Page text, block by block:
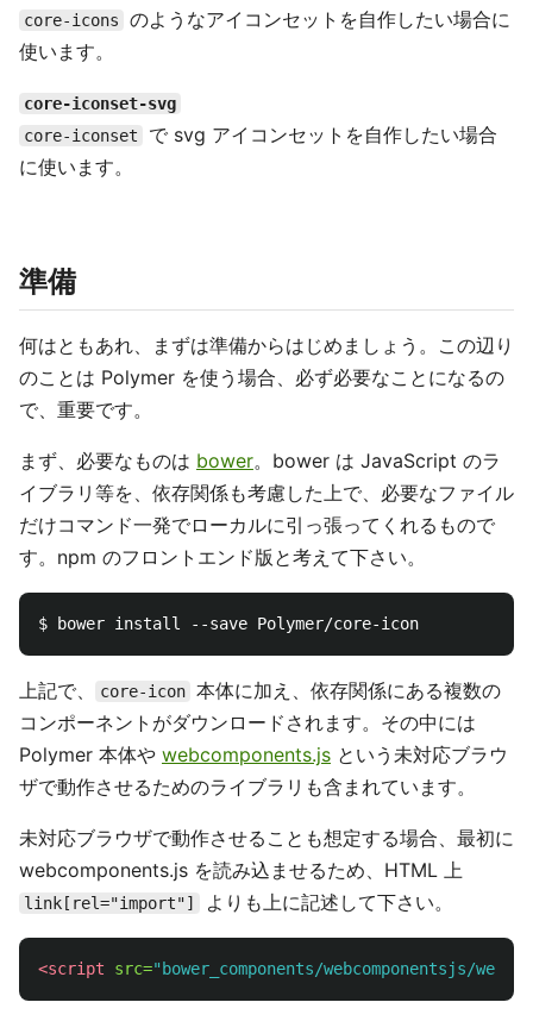
core-icons
のようなアイコンセットを自作したい場合に
使います。
core-iconset-svg
core-iconset
で svg アイコンセットを自作したい場合
に使います。
準備
何はともあれ、まずは準備からはじめましょう。この辺り
のことは Polymer を使う場合、必ず必要なことになるの
で、重要です。
まず、必要なものは bower。bower は JavaScript のラ
イブラリ等を、依存関係も考慮した上で、必要なファイル
だけコマンド一発でローカルに引っ張ってくれるもので
す。npm のフロントエンド版と考えて下さい。
上記で、 core-icon 本体に加え、依存関係にある複数の
コンポーネントがダウンロードされます。その中には
Polymer 本体や webcomponents.js という未対応ブラウ
ザで動作させるためのライブラリも含まれています。
未対応ブラウザで動作させることも想定する場合、最初に
webcomponents.js を読み込ませるため、HTML 上
link[rel="import"] よりも上に記述して下さい。
<script src="bower_components/webcomponentsjs/